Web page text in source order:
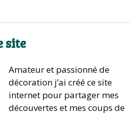
site
Amateur et passionné de
décoration j’ai créé ce site
internet pour partager mes
découvertes et mes coups de